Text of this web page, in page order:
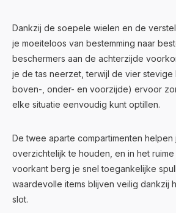
Dankzij de soepele wielen en de
je moeiteloos van bestemming naar
beschermers aan de achterzijde
je de tas neerzet, terwijl de vier stevige
boven-, onder- en voorzijde) ervoor
elke situatie eenvoudig kunt optillen.
De twee aparte compartimenten helpen
overzichtelijk te houden, en in het
voorkant berg je snel toegankelijke
waardevolle items blijven veilig dankzij
slot.